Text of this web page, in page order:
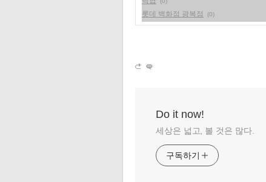
롯데 백화점 광복점 (0)
Do it now!
세상은 넓고, 볼 것은 많다.
구독하기